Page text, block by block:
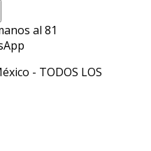
al 81
- TODOS LOS